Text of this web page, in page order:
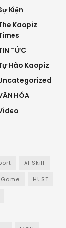
Kiện
Kaopiz
TỨC
Hào Kaopiz
HÓA
AI Skill
Game HUST